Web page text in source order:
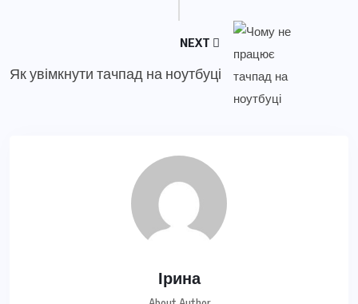
NEXT
Як увімкнути тачпад на ноутбуці
Ірина